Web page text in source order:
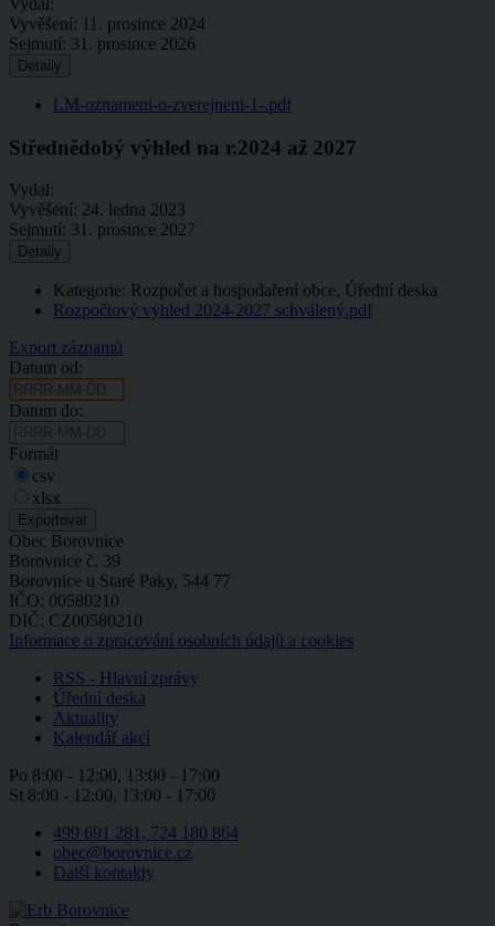
Vyvěšení: 11. prosince 2024
Sejmutí: 31. prosince 2026
Detaily
LM-oznameni-o-zverejneni-1-.pdf
Střednědobý výhled na r.2024 až 2027
Vydal:
Vyvěšení: 24. ledna 2023
Sejmutí: 31. prosince 2027
Detaily
Kategorie: Rozpočet a hospodaření obce, Úřední deska
Rozpočtový výhled 2024-2027 schválený.pdf
Export záznamů
Datum od:
Datum do:
Formát
csv
xlsx
Obec Borovnice
Borovnice č. 39
Borovnice u Staré Paky, 544 77
IČO: 00580210
DIČ: CZ00580210
Informace o zpracování osobních údajů a cookies
RSS - Hlavní zprávy
Úřední deska
Aktuality
Kalendář akcí
Po 8:00 - 12:00, 13:00 - 17:00
St 8:00 - 12:00, 13:00 - 17:00
499 691 281, 724 180 864
obec@borovnice.cz
Další kontakty